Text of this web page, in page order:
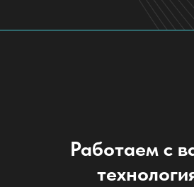
Работаем с